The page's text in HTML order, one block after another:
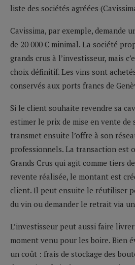
liste des sociétés agréées
Cavissima, par exemple, demande
de 20 000 € minimal. La société
grands crus à l’investisseur, mais
choix définitif. Les vins sont
conservés aux ports francs de
Si le client souhaite revendre sa
estimer le prix de mise en vente de
transmet ensuite l’offre à son
professionnels. La transaction est
Grands Crus qui agit comme tiers
revente réalisée, le montant est
client. Il peut ensuite le réutiliser
du vin ou demander le retrait via
L’investisseur peut aussi faire
moment venu pour les boire. Bien
un coût : frais de stockage des